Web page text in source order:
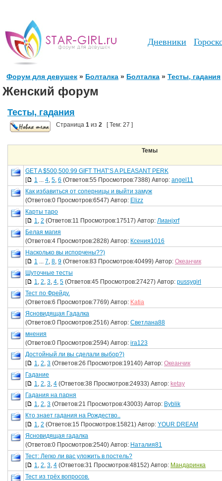
Дневники
Форум для девушек » Болталка » Болталка » Тесты, гадания
Женский форум
Тесты, гадания
Страница 1 из 2 [ Тем: 27 ]
Темы
GET A $500,500.99 GIFT THAT’S A PLEASANT PERK
[
1 ... 4, 5, 6 (Ответов:55 Просмотров:7388) Автор: angel11
Как избавиться от соперницы и выйти замуж
(Ответов:0 Просмотров:6547) Автор: Elizz
Карты таро
[
1, 2 (Ответов:11 Просмотров:17517) Автор: Лианjxrf
Белая магия
(Ответов:4 Просмотров:2828) Автор: Ксения1016
Насколько вы испорчены??)
[
1 ... 7, 8, 9 (Ответов:83 Просмотров:40499) Автор: Океанчик
Шуточные тесты
[
1, 2, 3, 4, 5 (Ответов:45 Просмотров:27427) Автор: pussygirl
Тест по Фрейду.
(Ответов:6 Просмотров:7769) Автор: Katia
Ясновидящая Гадалка
(Ответов:0 Просмотров:2516) Автор: Светлана88
мнения
(Ответов:0 Просмотров:2594) Автор: ira123
Достойный ли вы сделали выбор?)
[
1, 2, 3 (Ответов:26 Просмотров:19140) Автор: Океанчик
Гадание
[
1, 2, 3, 4 (Ответов:38 Просмотров:24933) Автор: ketay
Гадания на парня
[
1, 2, 3 (Ответов:21 Просмотров:43003) Автор: Byblik
Кто знает гадания на Рождество..
[
1, 2 (Ответов:15 Просмотров:15821) Автор: YOUR DREAM
Ясновидящая гадалка
(Ответов:0 Просмотров:2540) Автор: Наталия81
Тест: Легко ли вас уложить в постель?
[
1, 2, 3, 4 (Ответов:31 Просмотров:48152) Автор: Мандаринка
Тест из трёх вопросов.